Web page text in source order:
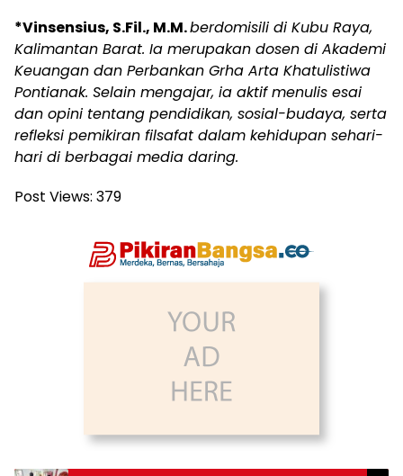
*Vinsensius, S.Fil., M.M.berdomisili di Kubu Raya,
Kalimantan Barat. Ia merupakan dosen di Akademi
Keuangan dan Perbankan Grha Arta Khatulistiwa
Pontianak. Selain mengajar, ia aktif menulis esai
dan opini tentang pendidikan, sosial-budaya, serta
refleksi pemikiran filsafat dalam kehidupan sehari-
hari di berbagai media daring.
Post Views: 379